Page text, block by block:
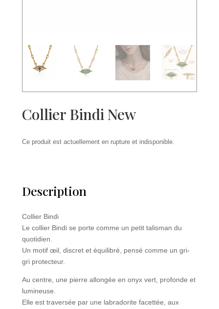
Collier Bindi New
Ce produit est actuellement en rupture et indisponible.
Description
Collier Bindi
Le collier Bindi se porte comme un petit talisman du
quotidien.
Un motif œil, discret et équilibré, pensé comme un gri-
gri protecteur.
Au centre, une pierre allongée en onyx vert, profonde et
lumineuse.
Elle est traversée par une labradorite facettée, aux